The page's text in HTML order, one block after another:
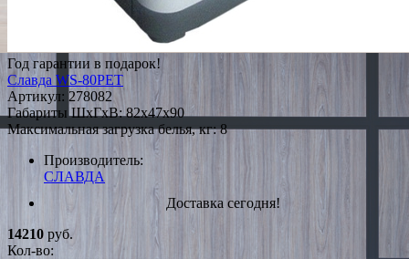
Год гарантии в подарок!
Славда WS-80PET
Артикул: 278082
Габариты ШxГxВ: 82x47x90
Максимальная загрузка белья, кг: 8
Производитель:
СЛАВДА
Доставка сегодня!
14210 руб.
Кол-во: